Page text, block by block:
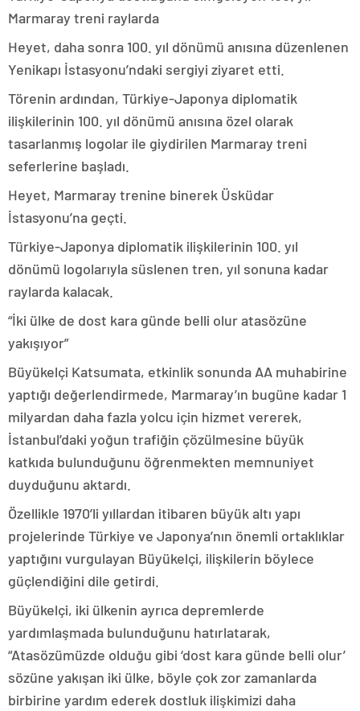
Marmaray treni raylarda
Heyet, daha sonra 100. yıl dönümü anısına düzenlenen
Yenikapı İstasyonu’ndaki sergiyi ziyaret etti.
Törenin ardından, Türkiye-Japonya diplomatik
ilişkilerinin 100. yıl dönümü anısına özel olarak
tasarlanmış logolar ile giydirilen Marmaray treni
seferlerine başladı.
Heyet, Marmaray trenine binerek Üsküdar
İstasyonu’na geçti.
Türkiye-Japonya diplomatik ilişkilerinin 100. yıl
dönümü logolarıyla süslenen tren, yıl sonuna kadar
raylarda kalacak.
“İki ülke de dost kara günde belli olur atasözüne
yakışıyor”
Büyükelçi Katsumata, etkinlik sonunda AA muhabirine
yaptığı değerlendirmede, Marmaray’ın bugüne kadar 1
milyardan daha fazla yolcu için hizmet vererek,
İstanbul’daki yoğun trafiğin çözülmesine büyük
katkıda bulunduğunu öğrenmekten memnuniyet
duyduğunu aktardı.
Özellikle 1970’li yıllardan itibaren büyük altı yapı
projelerinde Türkiye ve Japonya’nın önemli ortaklıklar
yaptığını vurgulayan Büyükelçi, ilişkilerin böylece
güçlendiğini dile getirdi.
Büyükelçi, iki ülkenin ayrıca depremlerde
yardımlaşmada bulunduğunu hatırlatarak,
“Atasözümüzde olduğu gibi ‘dost kara günde belli olur’
sözüne yakışan iki ülke, böyle çok zor zamanlarda
birbirine yardım ederek dostluk ilişkimizi daha